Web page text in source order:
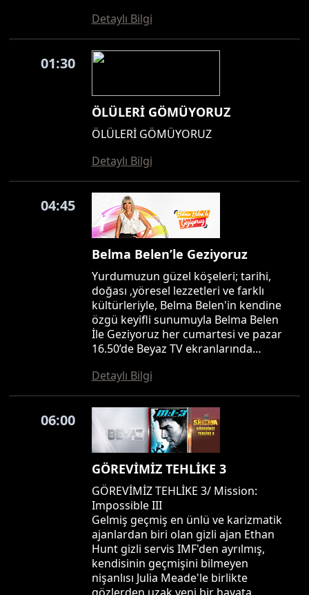
Detaylı Bilgi
01:30
ÖLÜLERİ GÖMÜYORUZ
ÖLÜLERİ GÖMÜYORUZ
Detaylı Bilgi
04:45
Belma Belen’le Geziyoruz
Yurdumuzun güzel köşeleri; tarihi,
doğası ,yöresel lezzetleri ve farklı
kültürleriyle, Belma Belen'in kendine
özgü keyifli sunumuyla Belma Belen
İle Geziyoruz her cumartesi ve pazar
16.50’de Beyaz TV ekranlarında…
Detaylı Bilgi
06:00
GÖREVİMİZ TEHLİKE 3
GÖREVİMİZ TEHLİKE 3/ Mission:
Impossible III
Gelmiş geçmiş en ünlü ve karizmatik
ajanlardan biri olan gizli ajan Ethan
Hunt gizli servis IMF'den ayrılmış,
kendisinin geçmişini bilmeyen
nişanlısı Julia Meade'le birlikte